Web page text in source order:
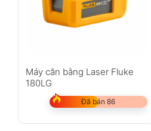
Máy cân bằng Laser Fluke
180LG
Đã bán 86